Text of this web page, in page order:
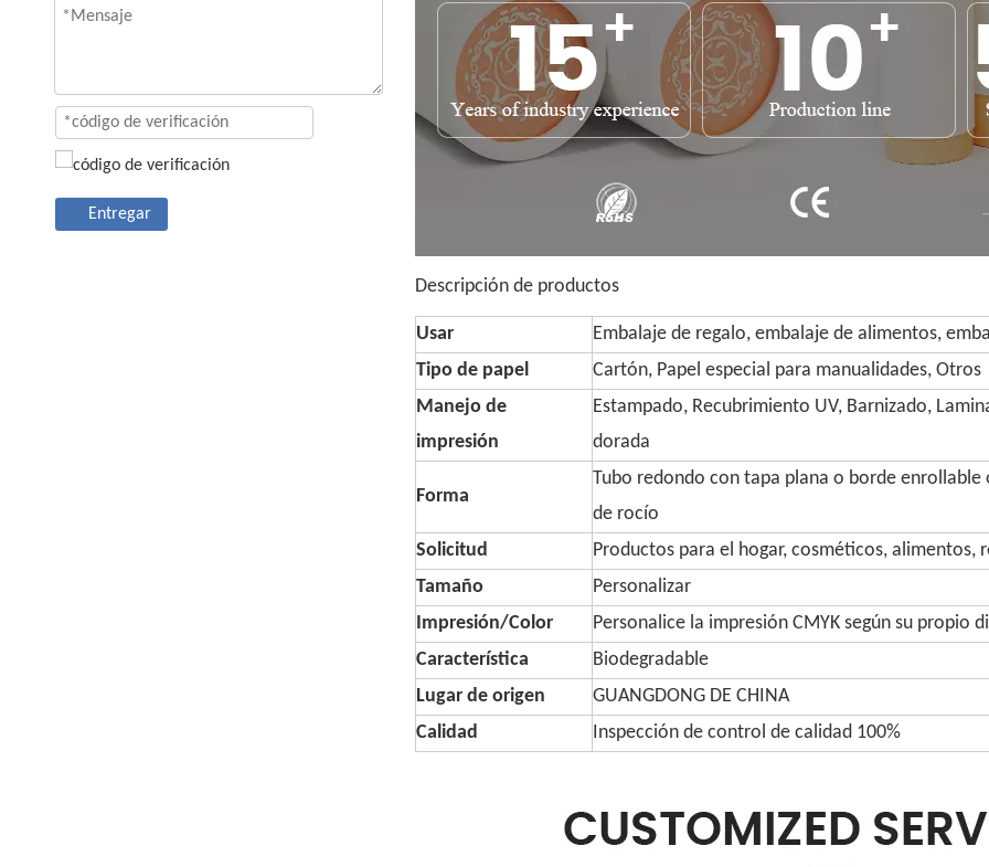
Entregar
Descripción de productos
Usar
Embalaje de regalo, embalaje de alimentos,
Tipo de papel
Cartón, Papel especial para manualidades, Otros
Manejo de
impresión
Estampado, Recubrimiento UV, Barnizado,
dorada
Forma
Tubo redondo con tapa plana o borde
de rocío
Solicitud
Productos para el hogar, cosméticos, alimentos,
Tamaño
Personalizar
Impresión/Color
Personalice la impresión CMYK según su propio
Característica
Biodegradable
Lugar de origen
GUANGDONG DE CHINA
Calidad
Inspección de control de calidad 100%